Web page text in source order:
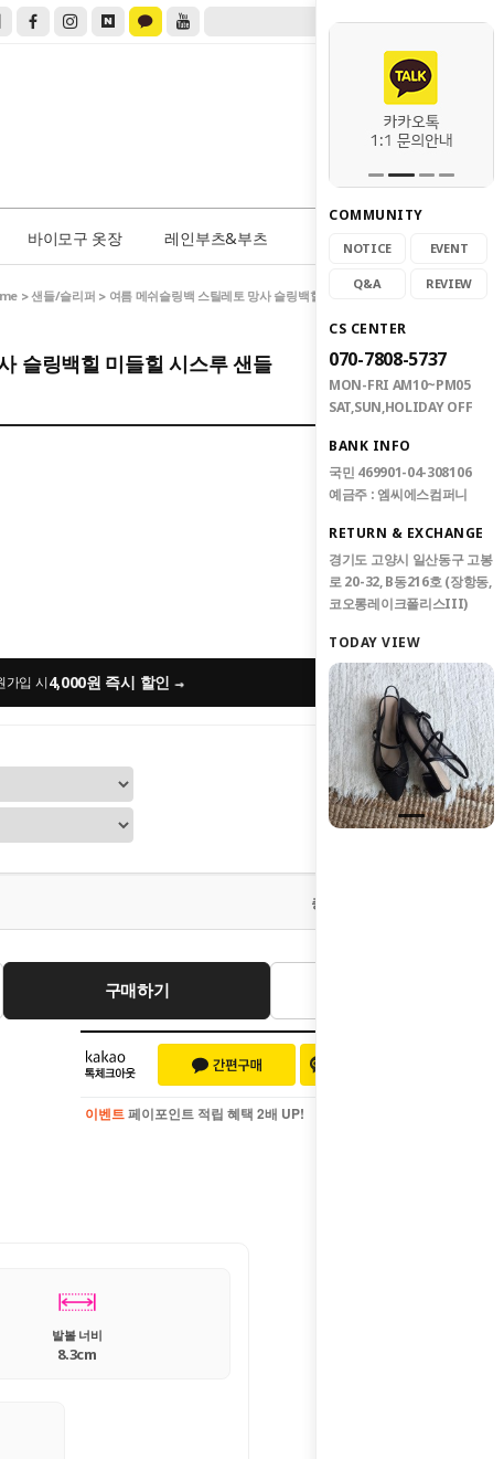
바이모구 옷장 레인부츠&부츠
COMMUNITY
NOTICE EVENT
Q&A REVIEW
CS CENTER
070-7808-5737
MON-FRI AM10~PM05
SAT,SUN,HOLIDAY OFF
BANK INFO
국민 469901-04-308106
예금주 : 엠씨에스컴퍼니
RETURN & EXCHANGE
경기도 고양시 일산동구 고봉
로 20-32, B동216호 (장항동,
코오롱레이크폴리스III)
TODAY VIEW
>샌들/슬리퍼 > 여름 메쉬슬링백 스틸레토 망사 슬링백힐 미들힐 시스루 샌들
슬링백힐 미들힐 시스루 샌들
가입 시4,000원 즉시 할인 →
총 상품 금액
구매하기
이벤트 페이포인트 적립 혜택 2배 UP!
발볼 너비
8.3cm